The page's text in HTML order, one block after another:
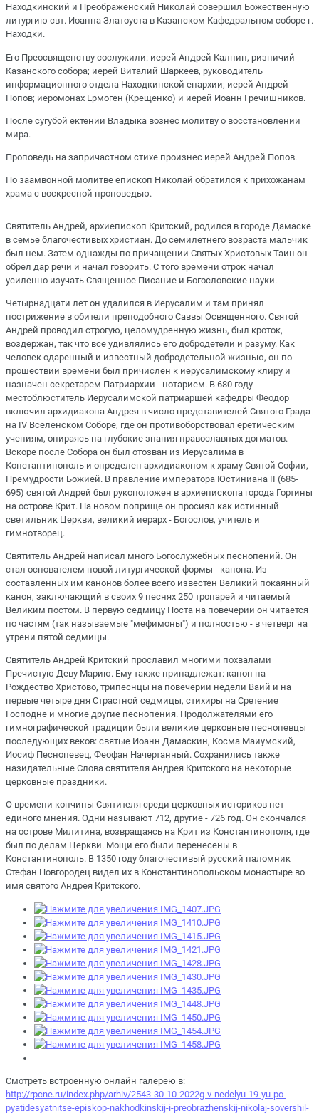
Находкинский и Преображенский Николай совершил Божественную
литургию свт. Иоанна Златоуста в Казанском Кафедральном соборе г.
Находки.
Его Преосвященству сослужили: иерей Андрей Калнин, ризничий
Казанского собора; иерей Виталий Шаркеев, руководитель
информационного отдела Находкинской епархии; иерей Андрей
Попов; иеромонах Ермоген (Крещенко) и иерей Иоанн Гречишников.
После сугубой ектении Владыка вознес молитву о восстановлении
мира.
Проповедь на запричастном стихе произнес иерей Андрей Попов.
По заамвонной молитве епископ Николай обратился к прихожанам
храма с воскресной проповедью.
Святитель Андрей, архиепископ Критский, родился в городе Дамаске
в семье благочестивых христиан. До семилетнего возраста мальчик
был нем. Затем однажды по причащении Святых Христовых Таин он
обрел дар речи и начал говорить. С того времени отрок начал
усиленно изучать Священное Писание и Богословские науки.
Четырнадцати лет он удалился в Иерусалим и там принял
пострижение в обители преподобного Саввы Освященного. Святой
Андрей проводил строгую, целомудренную жизнь, был кроток,
воздержан, так что все удивлялись его добродетели и разуму. Как
человек одаренный и известный добродетельной жизнью, он по
прошествии времени был причислен к иерусалимскому клиру и
назначен секретарем Патриархии - нотарием. В 680 году
местоблюститель Иерусалимской патриаршей кафедры Феодор
включил архидиакона Андрея в число представителей Святого Града
на IV Вселенском Соборе, где он противоборствовал еретическим
учениям, опираясь на глубокие знания православных догматов.
Вскоре после Собора он был отозван из Иерусалима в
Константинополь и определен архидиаконом к храму Святой Софии,
Премудрости Божией. В правление императора Юстиниана II (685-
695) святой Андрей был рукоположен в архиепископа города Гортины
на острове Крит. На новом поприще он просиял как истинный
светильник Церкви, великий иерарх - Богослов, учитель и
гимнотворец.
Святитель Андрей написал много Богослужебных песнопений. Он
стал основателем новой литургической формы - канона. Из
составленных им канонов более всего известен Великий покаянный
канон, заключающий в своих 9 песнях 250 тропарей и читаемый
Великим постом. В первую седмицу Поста на повечерии он читается
по частям (так называемые "мефимоны") и полностью - в четверг на
утрени пятой седмицы.
Святитель Андрей Критский прославил многими похвалами
Пречистую Деву Марию. Ему также принадлежат: канон на
Рождество Христово, трипеснцы на повечерии недели Ваий и на
первые четыре дня Страстной седмицы, стихиры на Сретение
Господне и многие другие песнопения. Продолжателями его
гимнографической традиции были великие церковные песнопевцы
последующих веков: святые Иоанн Дамаскин, Косма Маиумский,
Иосиф Песнопевец, Феофан Начертанный. Сохранились также
назидательные Слова святителя Андрея Критского на некоторые
церковные праздники.
О времени кончины Святителя среди церковных историков нет
единого мнения. Одни называют 712, другие - 726 год. Он скончался
на острове Милитина, возвращаясь на Крит из Константинополя, где
был по делам Церкви. Мощи его были перенесены в
Константинополь. В 1350 году благочестивый русский паломник
Стефан Новгородец видел их в Константинопольском монастыре во
имя святого Андрея Критского.
Смотреть встроенную онлайн галерею в:
http://rpcne.ru/index.php/arhiv/2543-30-10-2022g-v-nedelyu-19-yu-po-
pyatidesyatnitse-episkop-nakhodkinskij-i-preobrazhenskij-nikolaj-sovershil-